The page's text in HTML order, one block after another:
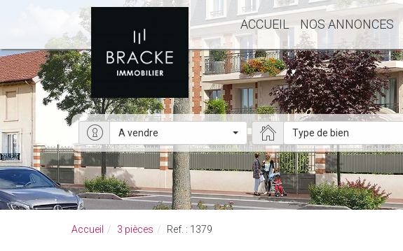
ACCUEIL NOS ANNONCES
A vendre Type de bien
Accueil 3 pièces Ref. : 1379